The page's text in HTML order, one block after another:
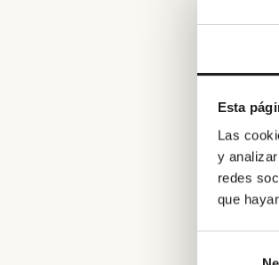
Esta
Las
y
redes
que